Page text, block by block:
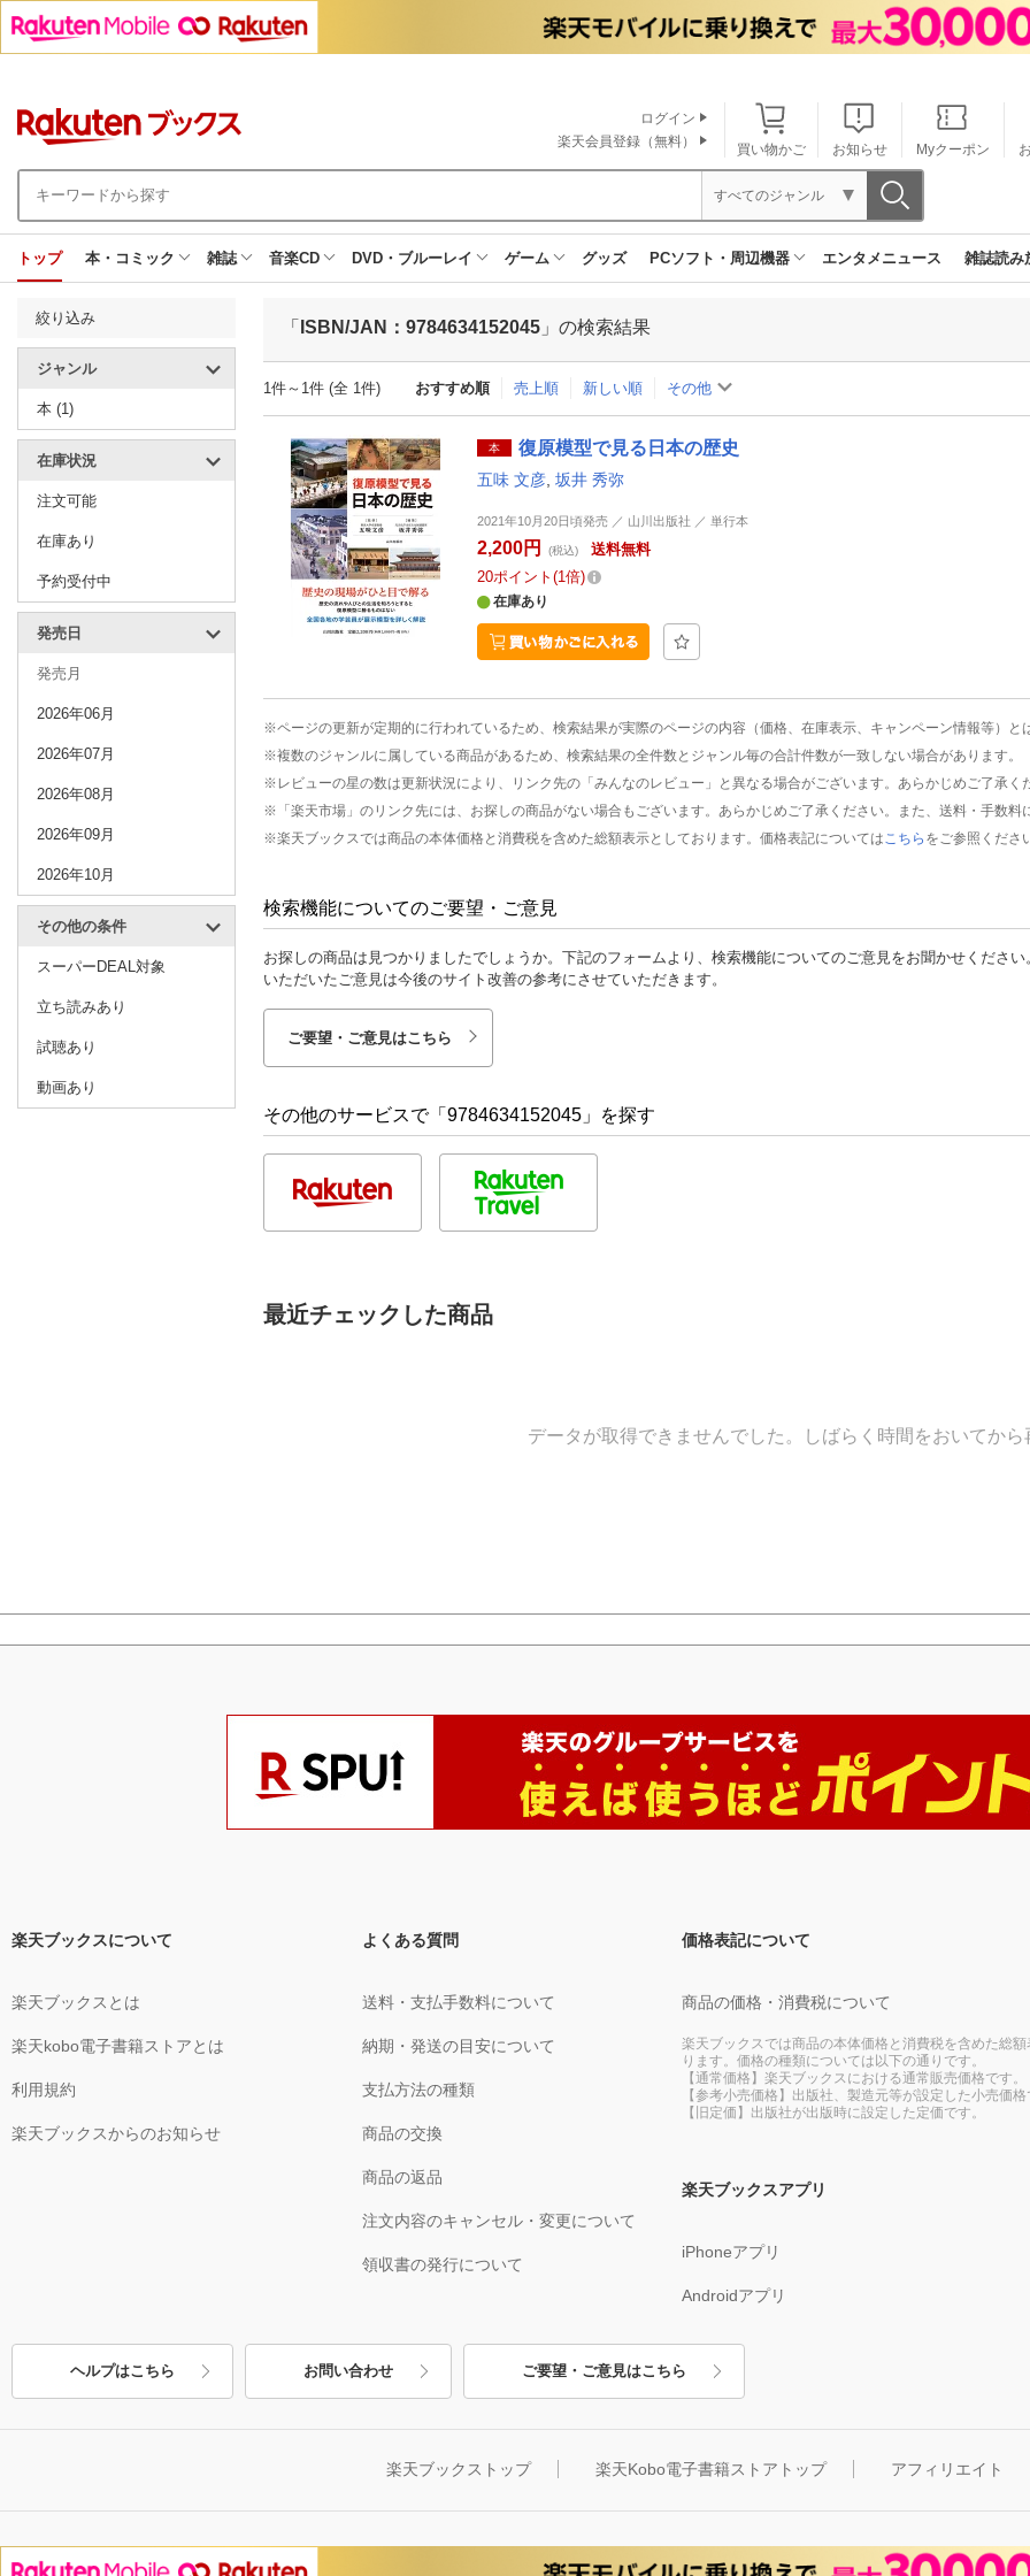
買い物かご お知らせ Myクーポン
ログイン
楽天会員登録（無料）
すべてのジャンル
トップ 本・コミック 雑誌 音楽CD DVD・ブルーレイ ゲーム グッズ PCソフト・周辺機器 エンタメニュース 雑誌読み
絞り込み
ジャンル
本 (1)
在庫状況
注文可能
在庫あり
予約受付中
発売日
発売月
2026年06月
2026年07月
2026年08月
2026年09月
2026年10月
その他の条件
スーパーDEAL対象
立ち読みあり
試聴あり
動画あり
「 ISBN/JAN：9784634152045 」の検索結果
1件～1件 (全 1件) おすすめ順 売上順 新しい順 その他
本 復原模型で見る日本の歴史
五味 文彦 坂井 秀弥
2021年10月20日頃発売 ／ 山川出版社 ／ 単行本
2,200円 (税込)
送料無料
20ポイント 1倍
在庫あり
※ページの更新が定期的に行われているため、検索結果が実際のページの内容（価格、在庫表示、キャンペーン情報等）と
※複数のジャンルに属している商品があるため、検索結果の全件数とジャンル毎の合計件数が一致しない場合があります。
※レビューの星の数は更新状況により、リンク先の「みんなのレビュー」と異なる場合がございます。あらかじめご了承く
※「楽天市場」のリンク先には、お探しの商品がない場合もございます。あらかじめご了承ください。また、送料・手数料
※楽天ブックスでは商品の本体価格と消費税を含めた総額表示としております。価格表記については こちら をご参照くださ
検索機能についてのご要望・ご意見
お探しの商品は見つかりましたでしょうか。下記のフォームより、検索機能についてのご意見をお聞かせください
いただいたご意見は今後のサイト改善の参考にさせていただきます。
ご要望・ご意見はこちら
その他のサービスで「9784634152045」を探す
最近チェックした商品
データが取得できませんでした。しばらく時間をおいてから
楽天ブックスについて
楽天ブックスとは
楽天kobo電子書籍ストアとは
利用規約
楽天ブックスからのお知らせ
よくある質問
送料・支払手数料について
納期・発送の目安について
支払方法の種類
商品の交換
商品の返品
注文内容のキャンセル・変更について
領収書の発行について
価格表記について
商品の価格・消費税について
楽天ブックスでは商品の本体価格と消費税を含めた総額
ります。価格の種類については以下の通りです。
【通常価格】楽天ブックスにおける通常販売価格です。
【参考小売価格】出版社、製造元等が設定した小売価格
【旧定価】出版社が出版時に設定した定価です。
楽天ブックスアプリ
iPhoneアプリ
Androidアプリ
ヘルプはこちら お問い合わせ ご要望・ご意見はこちら
楽天ブックストップ 楽天Kobo電子書籍ストアトップ アフィリエイト